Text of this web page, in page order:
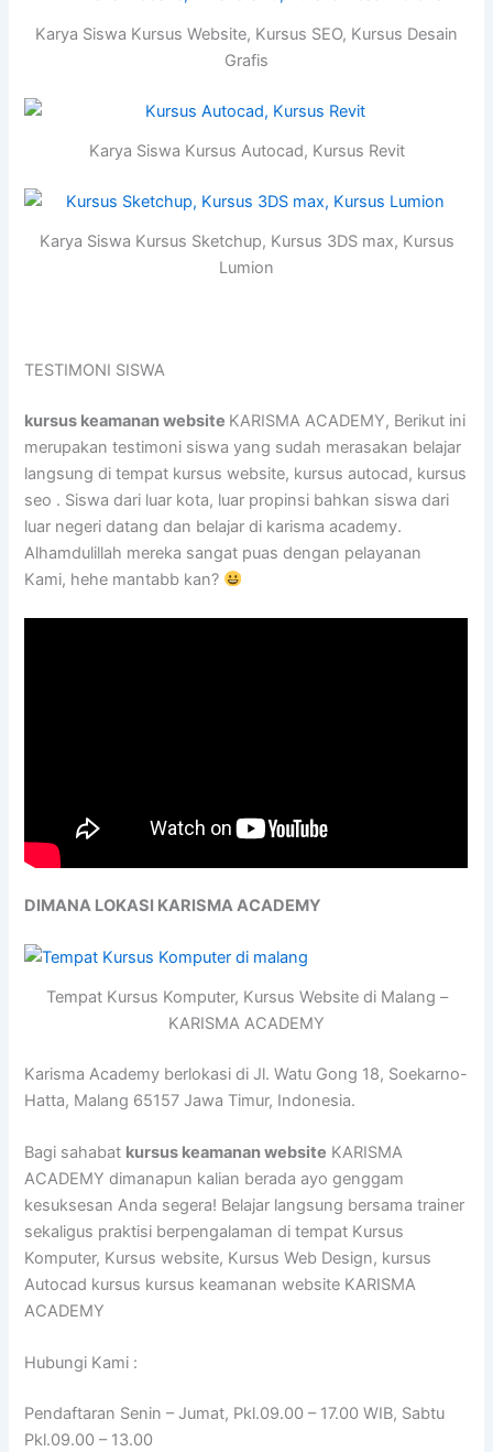
Karya Siswa Kursus Website, Kursus SEO, Kursus Desain
Grafis
Karya Siswa Kursus Autocad, Kursus Revit
Karya Siswa Kursus Sketchup, Kursus 3DS max, Kursus
Lumion
TESTIMONI SISWA
kursus keamanan website KARISMA ACADEMY, Berikut ini
merupakan testimoni siswa yang sudah merasakan belajar
langsung di tempat kursus website, kursus autocad, kursus
seo . Siswa dari luar kota, luar propinsi bahkan siswa dari
luar negeri datang dan belajar di karisma academy.
Alhamdulillah mereka sangat puas dengan pelayanan
Kami, hehe mantabb kan?
DIMANA LOKASI KARISMA ACADEMY
Tempat Kursus Komputer, Kursus Website di Malang –
KARISMA ACADEMY
Karisma Academy berlokasi di Jl. Watu Gong 18, Soekarno-
Hatta, Malang 65157 Jawa Timur, Indonesia.
Bagi sahabat kursus keamanan website KARISMA
ACADEMY dimanapun kalian berada ayo genggam
kesuksesan Anda segera! Belajar langsung bersama trainer
sekaligus praktisi berpengalaman di tempat Kursus
Komputer, Kursus website, Kursus Web Design, kursus
Autocad kursus kursus keamanan website KARISMA
ACADEMY
Hubungi Kami :
Pendaftaran Senin – Jumat, Pkl.09.00 – 17.00 WIB, Sabtu
Pkl.09.00 – 13.00